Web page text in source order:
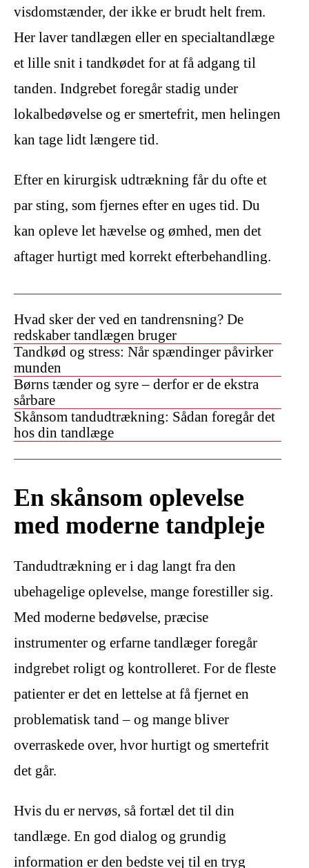
visdomstænder, der ikke er brudt helt frem.
Her laver tandlægen eller en specialtandlæge
et lille snit i tandkødet for at få adgang til
tanden. Indgrebet foregår stadig under
lokalbedøvelse og er smertefrit, men helingen
kan tage lidt længere tid.
Efter en kirurgisk udtrækning får du ofte et
par sting, som fjernes efter en uges tid. Du
kan opleve let hævelse og ømhed, men det
aftager hurtigt med korrekt efterbehandling.
Hvad sker der ved en tandrensning? De
redskaber tandlægen bruger
Tandkød og stress: Når spændinger påvirker
munden
Børns tænder og syre – derfor er de ekstra
sårbare
Skånsom tandudtrækning: Sådan foregår det
hos din tandlæge
En skånsom oplevelse
med moderne tandpleje
Tandudtrækning er i dag langt fra den
ubehagelige oplevelse, mange forestiller sig.
Med moderne bedøvelse, præcise
instrumenter og erfarne tandlæger foregår
indgrebet roligt og kontrolleret. For de fleste
patienter er det en lettelse at få fjernet en
problematisk tand – og mange bliver
overraskede over, hvor hurtigt og smertefrit
det går.
Hvis du er nervøs, så fortæl det til din
tandlæge. En god dialog og grundig
information er den bedste vej til en tryg